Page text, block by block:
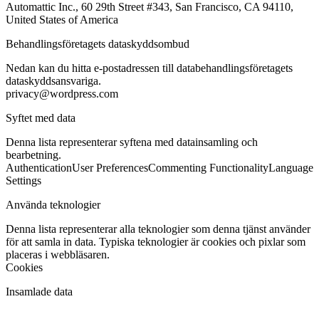
Automattic Inc., 60 29th Street #343, San Francisco, CA 94110,
United States of America
Behandlingsföretagets dataskyddsombud
Nedan kan du hitta e-postadressen till databehandlingsföretagets
dataskyddsansvariga.
privacy@wordpress.com
Syftet med data
Denna lista representerar syftena med datainsamling och
bearbetning.
AuthenticationUser PreferencesCommenting FunctionalityLanguage
Settings
Använda teknologier
Denna lista representerar alla teknologier som denna tjänst använder
för att samla in data. Typiska teknologier är cookies och pixlar som
placeras i webbläsaren.
Cookies
Insamlade data